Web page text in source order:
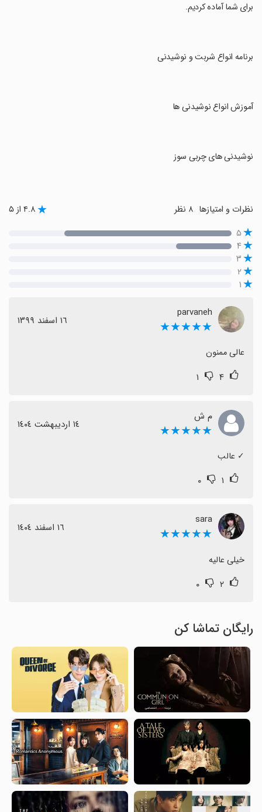
برای شما آماده کردیم.
‏برنامه انواع شربت و نوشیدنی
‏آموزش انواع نوشیدنی ها
‏نوشیدنی های چربی سوز
نظرات و امتیازها ۴.۸ از ۵
۵
۴
۳
۲
۱
parvaneh
★★★★★ ١٦ اسفند ١٣٩٩
عالی ممنون
۴ ۱
م ش
★★★★★ ١٤ اردیبهشت ١٤٠٤
‏✓ عالب
۱ ۰
sara
★★★★★ ١٦ اسفند ١٤٠٤
خیلی عالیه
۲ ۰
رایگان تماشا کن